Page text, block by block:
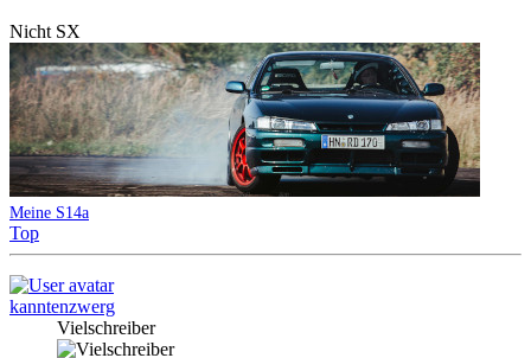
Nicht SX
Meine S14a
Top
kanntenzwerg
Vielschreiber